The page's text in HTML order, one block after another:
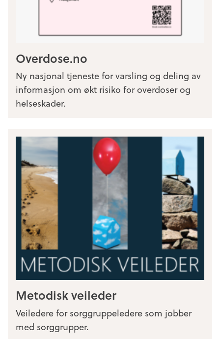
Overdose.no
Ny nasjonal tjeneste for varsling og deling av
informasjon om økt risiko for overdoser og
helseskader.
Metodisk veileder
Veiledere for sorggruppeledere som jobber
med sorggrupper.